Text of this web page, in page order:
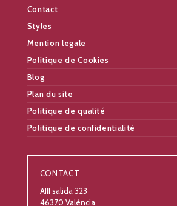
Contact
Styles
Mention legale
Politique de Cookies
Blog
Plan du site
Politique de qualité
Politique de confidentialité
CONTACT
AIII salida 323
46370 València